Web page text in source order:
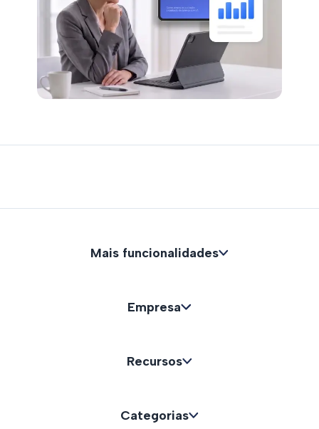
Mais funcionalidades
Empresa
Recursos
Categorias